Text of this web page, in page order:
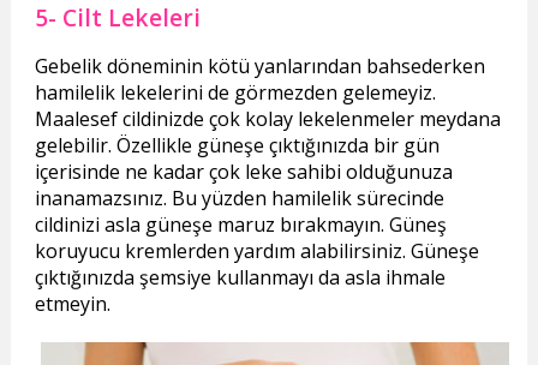
5- Cilt Lekeleri
Gebelik döneminin kötü yanlarından bahsederken
hamilelik lekelerini de görmezden gelemeyiz.
Maalesef cildinizde çok kolay lekelenmeler meydana
gelebilir. Özellikle güneşe çıktığınızda bir gün
içerisinde ne kadar çok leke sahibi olduğunuza
inanamazsınız. Bu yüzden hamilelik sürecinde
cildinizi asla güneşe maruz bırakmayın. Güneş
koruyucu kremlerden yardım alabilirsiniz. Güneşe
çıktığınızda şemsiye kullanmayı da asla ihmale
etmeyin.